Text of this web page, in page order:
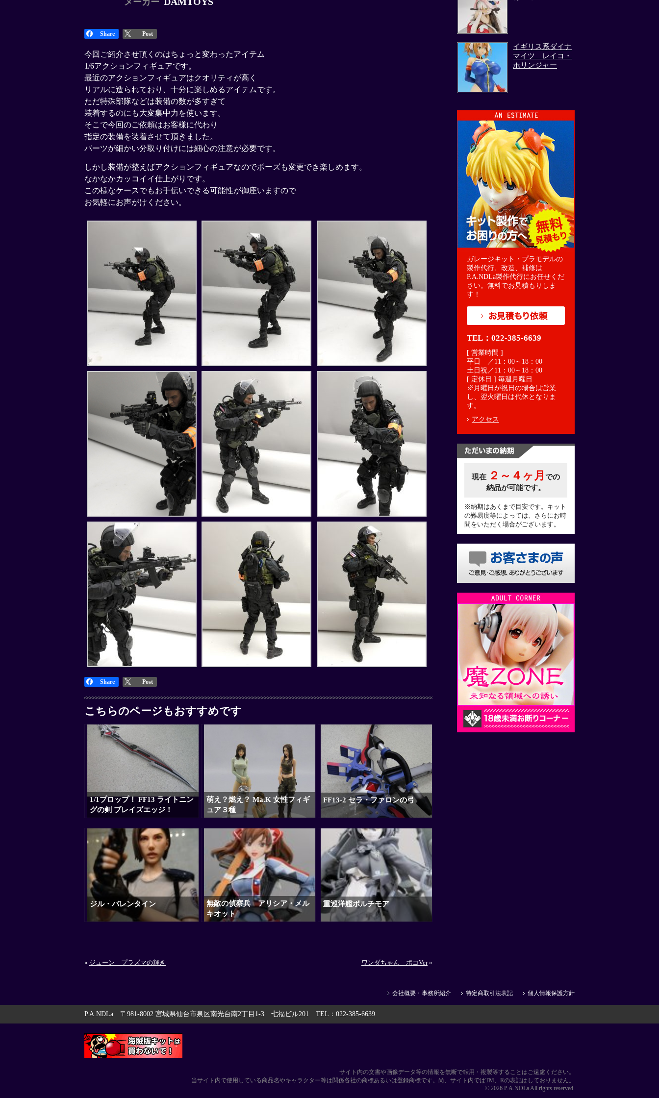
メーカー
Share Post
今回ご紹介させ頂くのはちょっと変わったアイテム
1/6アクションフィギュアです。
最近のアクションフィギュアはクオリティが高く
リアルに造られており、十分に楽しめるアイテムです。
ただ特殊部隊などは装備の数が多すぎて
装着するのにも大変集中力を使います。
そこで今回のご依頼はお客様に代わり
指定の装備を装着させて頂きました。
パーツが細かい分取り付けには細心の注意が必要です。
しかし装備が整えばアクションフィギュアなのでポーズも変更でき楽しめます。
なかなかカッコイイ仕上がりです。
この様なケースでもお手伝いできる可能性が御座いますので
お気軽にお声がけください。
Share Post
こちらのページもおすすめです
1/1プロップ！ FF13 ライトニン
グの剣 ブレイズエッジ！
萌え？燃え？ Ma.K 女性フィギ
ュア３種
FF13-2 セラ・ファロンの弓
ジル・バレンタイン
無敵の偵察兵 アリシア・メル
キオット
重巡洋艦ボルチモア
« ジューン プラズマの輝き ワンダちゃん ポコVer»
イギリス系ダイナ
マイツ レイコ・
ホリンジャー
ガレージキット・プラモデルの
製作代行、改造、補修は
P.A.NDLa製作代行にお任せくだ
さい。無料でお見積もりしま
す！
TEL：022-385-6639
[ 営業時間 ]
平日 ／11：00～18：00
土日祝／11：00～18：00
[ 定休日 ] 毎週月曜日
※月曜日が祝日の場合は営業
し、翌火曜日は代休となりま
す。
アクセス
現在 ２～４ヶ月 での
納品が可能です。
※納期はあくまで目安です。キット
の難易度等によっては、さらにお時
間をいただく場合がございます。
個人情報保護方針
特定商取引法表記
会社概要・事務所紹介
P.A.NDLa 〒981-8002 宮城県仙台市泉区南光台南2丁目1-3 七福ビル201 TEL：022-385-6639
サイト内の文書や画像データ等の情報を無断で転用・複製等することはご遠慮ください。
当サイト内で使用している商品名やキャラクター等は関係各社の商標あるいは登録商標です。尚、サイト内ではTM、Rの表記はしておりません。
© 2026 P.A.NDLa All rights reserved.